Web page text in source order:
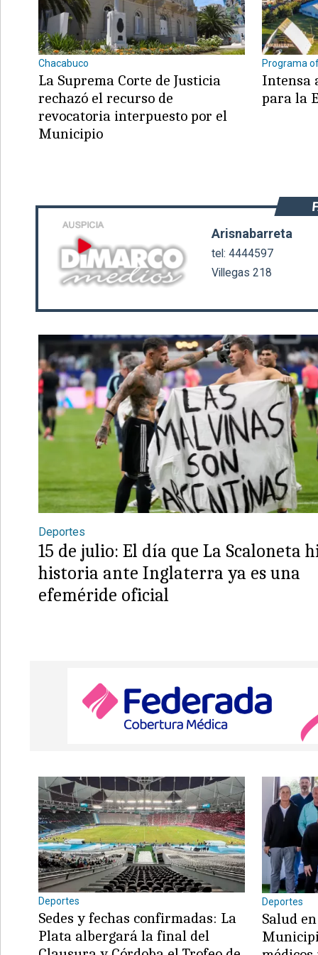
©2007/2026
Chacabuco
La Suprema Corte de Justicia
rechazó el recurso de
revocatoria interpuesto por el
Municipio
Programa
Intensa
para la
Arisnabarreta
tel: 4444597
Villegas 218
Deportes
15 de julio: El día que La Scaloneta
historia ante Inglaterra ya es una
efeméride oficial
Deportes
Sedes y fechas confirmadas: La
Plata albergará la final del
Deportes
Salud